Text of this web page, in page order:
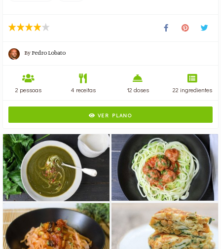
ByPedro Lobato
2 pessoas 4 receitas 12 doses 22 ingredientes
VER PLANO